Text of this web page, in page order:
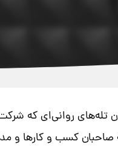
تله‌های روانی‌ای که
کسب و کارها و